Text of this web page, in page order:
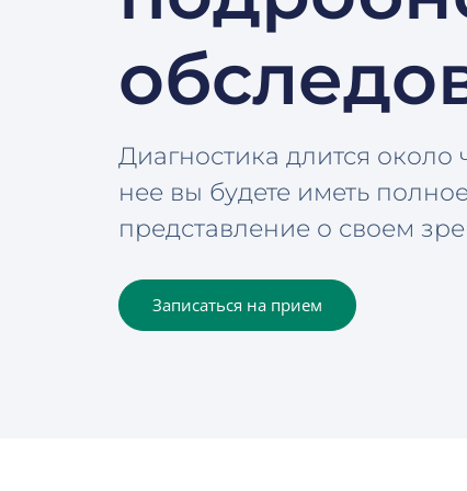
Диагностика длится около
нее вы будете иметь полное
представление о своем
Записаться на прием